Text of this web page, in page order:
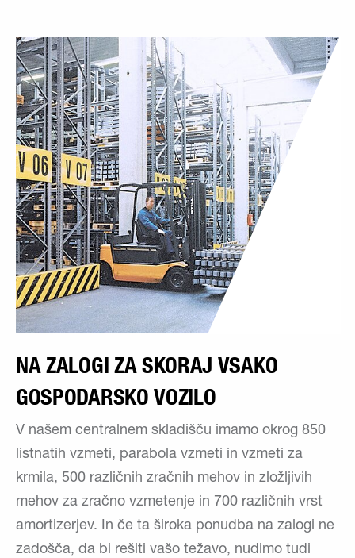
NA ZALOGI ZA SKORAJ VSAKO
GOSPODARSKO VOZILO
V našem centralnem skladišču imamo okrog 850
listnatih vzmeti, parabola vzmeti in vzmeti za
krmila, 500 različnih zračnih mehov in zložljivih
mehov za zračno vzmetenje in 700 različnih vrst
amortizerjev. In če ta široka ponudba na zalogi ne
zadošča, da bi rešiti vašo težavo, nudimo tudi